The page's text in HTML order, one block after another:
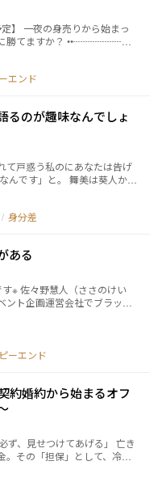
が悔しがるほど華麗に成功
るのか。 そしてその瞳の奥
隠しきれない独占欲はなんな
物まで引き当ててるの！？
て生きる財閥御曹司・瀬戸晴
だ静かに私を見守り続けてい
ングドレスに身を包んだ私
でひざまずく元婚約者一家を
に、楼黙笙は私の指先に口づ
私が、真実の愛と人生を取り
すか？ ••┈┈┈┈┈┈
大切にしている。 貧しさ故
美しい青年にその身を買われ
かった「秘密」。 オルゴ
結末とは……。 ••┈┈┈
オンリ
ご都合主義です。 細かいとこ
エンド
るのが趣味なんでしょ
て戸惑う私のにあなたは告げ
んです」と。 舞美は葵人から
なかったが、花だけはもらっ
。 いつも花を贈る葵人をおか
になっていく舞美だった。
/ 身分差
ある
※ 佐々野慧人（ささのけい
ト企画運営会社でブラック
にはこれでもかとレースが
ャマまで着ていた。呆気に
ございます」と告げる。異世
顔も名前も知らない誰かに嫁
ケイトの運命やいかに!?
ーエンド
約婚約から始まるオフ
、見せつけてあげる」 亡き
その「担保」として、冷徹
契約婚約を強いられた水野奈